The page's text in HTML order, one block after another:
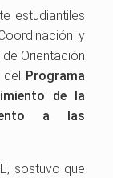
estudiantiles
y
Orientación
del Programa
de la
a las
sostuvo que